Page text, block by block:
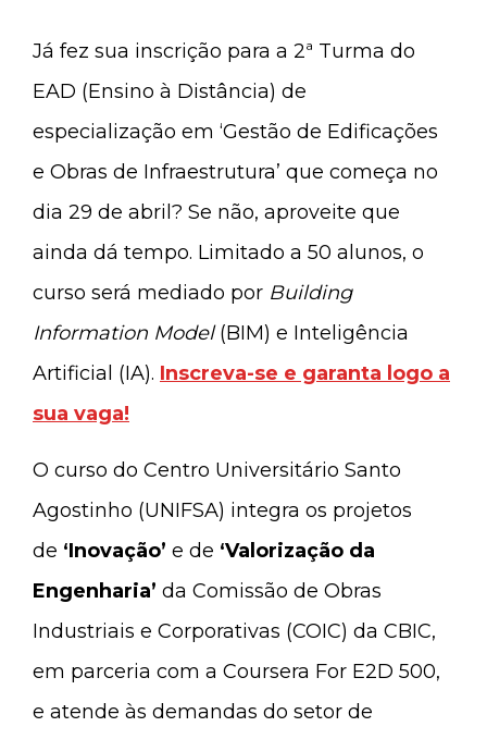
Já fez sua inscrição para a 2ª Turma do
EAD (Ensino à Distância) de
especialização em ‘Gestão de Edificações
e Obras de Infraestrutura’ que começa no
dia 29 de abril? Se não, aproveite que
ainda dá tempo. Limitado a 50 alunos, o
curso será mediado por Building
Information Model(BIM) e Inteligência
Artificial (IA). Inscreva-se e garanta logo a
sua vaga!
O curso do Centro Universitário Santo
Agostinho (UNIFSA) integra os projetos
de ‘Inovação’ e de ‘Valorização da
Engenharia’ da Comissão de Obras
Industriais e Corporativas (COIC) da CBIC,
em parceria com a Coursera For E2D 500,
e atende às demandas do setor de